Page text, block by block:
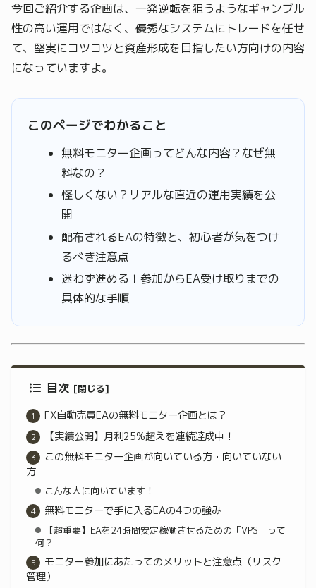
今回ご紹介する企画は、一発逆転を狙うようなギャンブル
性の高い運用ではなく、優秀なシステムにトレードを任せ
て、堅実にコツコツと資産形成を目指したい方向けの内容
になっていますよ。
このページでわかること
無料モニター企画ってどんな内容？なぜ無
料なの？
怪しくない？リアルな直近の運用実績を公
開
配布されるEAの特徴と、初心者が気をつけ
るべき注意点
迷わず進める！参加からEA受け取りまでの
具体的な手順
目次
FX自動売買EAの無料モニター企画とは？
【実績公開】月利25%超えを連続達成中！
この無料モニター企画が向いている方・向いていない
方
こんな人に向いています！
無料モニターで手に入るEAの4つの強み
【超重要】EAを24時間安定稼働させるための「VPS」って
何？
モニター参加にあたってのメリットと注意点（リスク
管理）